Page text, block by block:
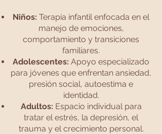
Niños: Terapia infantil enfocada en el
manejo de emociones,
comportamiento y transiciones
familiares.
Adolescentes: Apoyo especializado
para jóvenes que enfrentan ansiedad,
presión social, autoestima e
identidad.
Adultos: Espacio individual para
tratar el estrés, la depresión, el
trauma y el crecimiento personal.